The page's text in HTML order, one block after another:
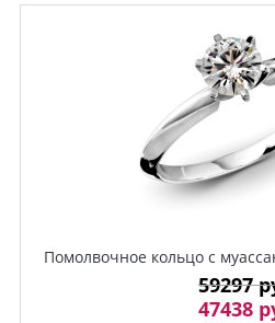
Помолвочное кольцо с
59297
47438